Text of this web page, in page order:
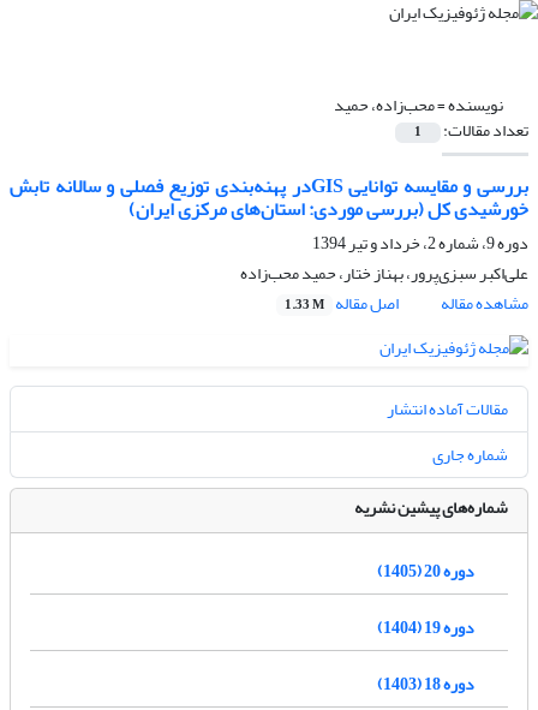
نویسنده =محب‌زاده، حمید
تعداد مقالات: 1
بررسی و مقایسه توانایی GISدر پهنه‌بندی توزیع فصلی و سالانه تابش
خورشیدی کل (بررسی موردی: استان‌های مرکزی ایران)
دوره 9، شماره 2، خرداد و تیر 1394
علی‌اکبر سبزی‌پرور، بهناز ختار، حمید محب‌زاده
مشاهده مقاله
اصل مقاله 1.33 M
مقالات آماده انتشار
شماره جاری
شماره‌های پیشین نشریه
دوره 20 (1405)
دوره 19 (1404)
دوره 18 (1403)